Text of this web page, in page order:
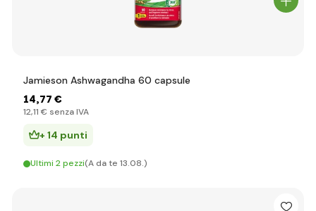
Jamieson Ashwagandha 60 capsule
14,77 €
12,11 € senza IVA
+ 14 punti
Ultimi 2 pezzi(A da te 13.08.)